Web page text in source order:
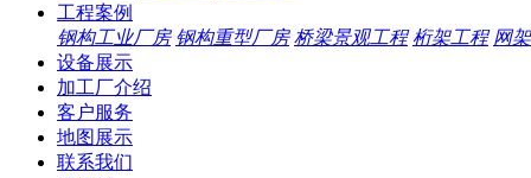
工程案例
钢构工业厂房 钢构重型厂房 桥梁景观工程 桁架工程 网
设备展示
加工厂介绍
客户服务
地图展示
联系我们